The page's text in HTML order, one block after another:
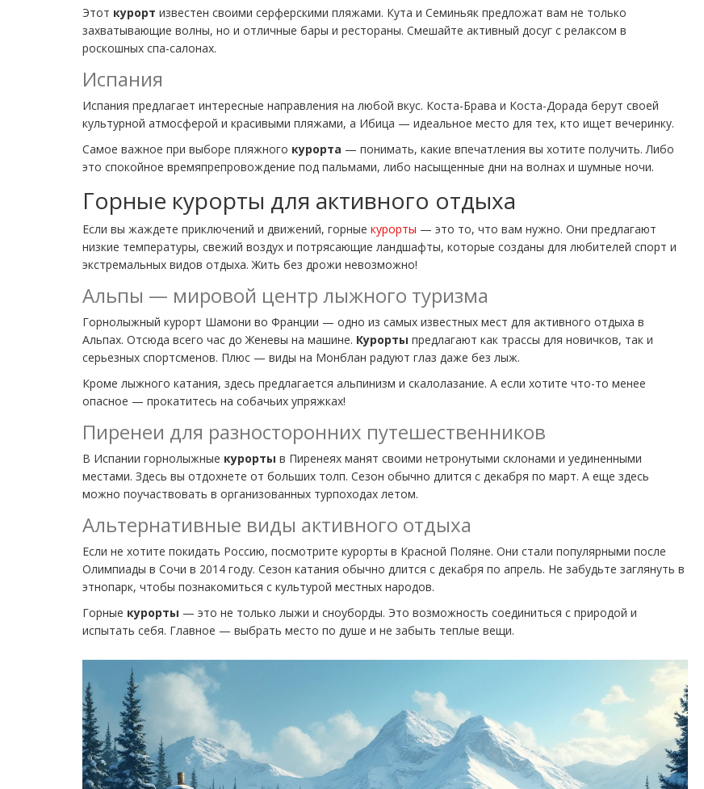
Этот курорт известен своими серферскими пляжами. Кута и Семиньяк предложат вам не только
захватывающие волны, но и отличные бары и рестораны. Смешайте активный досуг с релаксом в
роскошных спа-салонах.
Испания
Испания предлагает интересные направления на любой вкус. Коста-Брава и Коста-Дорада берут своей
культурной атмосферой и красивыми пляжами, а Ибица — идеальное место для тех, кто ищет вечеринку.
Самое важное при выборе пляжного курорта — понимать, какие впечатления вы хотите получить. Либо
это спокойное времяпрепровождение под пальмами, либо насыщенные дни на волнах и шумные ночи.
Горные курорты для активного отдыха
Если вы жаждете приключений и движений, горные курорты — это то, что вам нужно. Они предлагают
низкие температуры, свежий воздух и потрясающие ландшафты, которые созданы для любителей спорт и
экстремальных видов отдыха. Жить без дрожи невозможно!
Альпы — мировой центр лыжного туризма
Горнолыжный курорт Шамони во Франции — одно из самых известных мест для активного отдыха в
Альпах. Отсюда всего час до Женевы на машине. Курорты предлагают как трассы для новичков, так и
серьезных спортсменов. Плюс — виды на Монблан радуют глаз даже без лыж.
Кроме лыжного катания, здесь предлагается альпинизм и скалолазание. А если хотите что-то менее
опасное — прокатитесь на собачьих упряжках!
Пиренеи для разносторонних путешественников
В Испании горнолыжные курорты в Пиренеях манят своими нетронутыми склонами и уединенными
местами. Здесь вы отдохнете от больших толп. Сезон обычно длится с декабря по март. А еще здесь
можно поучаствовать в организованных турпоходах летом.
Альтернативные виды активного отдыха
Если не хотите покидать Россию, посмотрите курорты в Красной Поляне. Они стали популярными после
Олимпиады в Сочи в 2014 году. Сезон катания обычно длится с декабря по апрель. Не забудьте заглянуть в
этнопарк, чтобы познакомиться с культурой местных народов.
Горные курорты — это не только лыжи и сноуборды. Это возможность соединиться с природой и
испытать себя. Главное — выбрать место по душе и не забыть теплые вещи.